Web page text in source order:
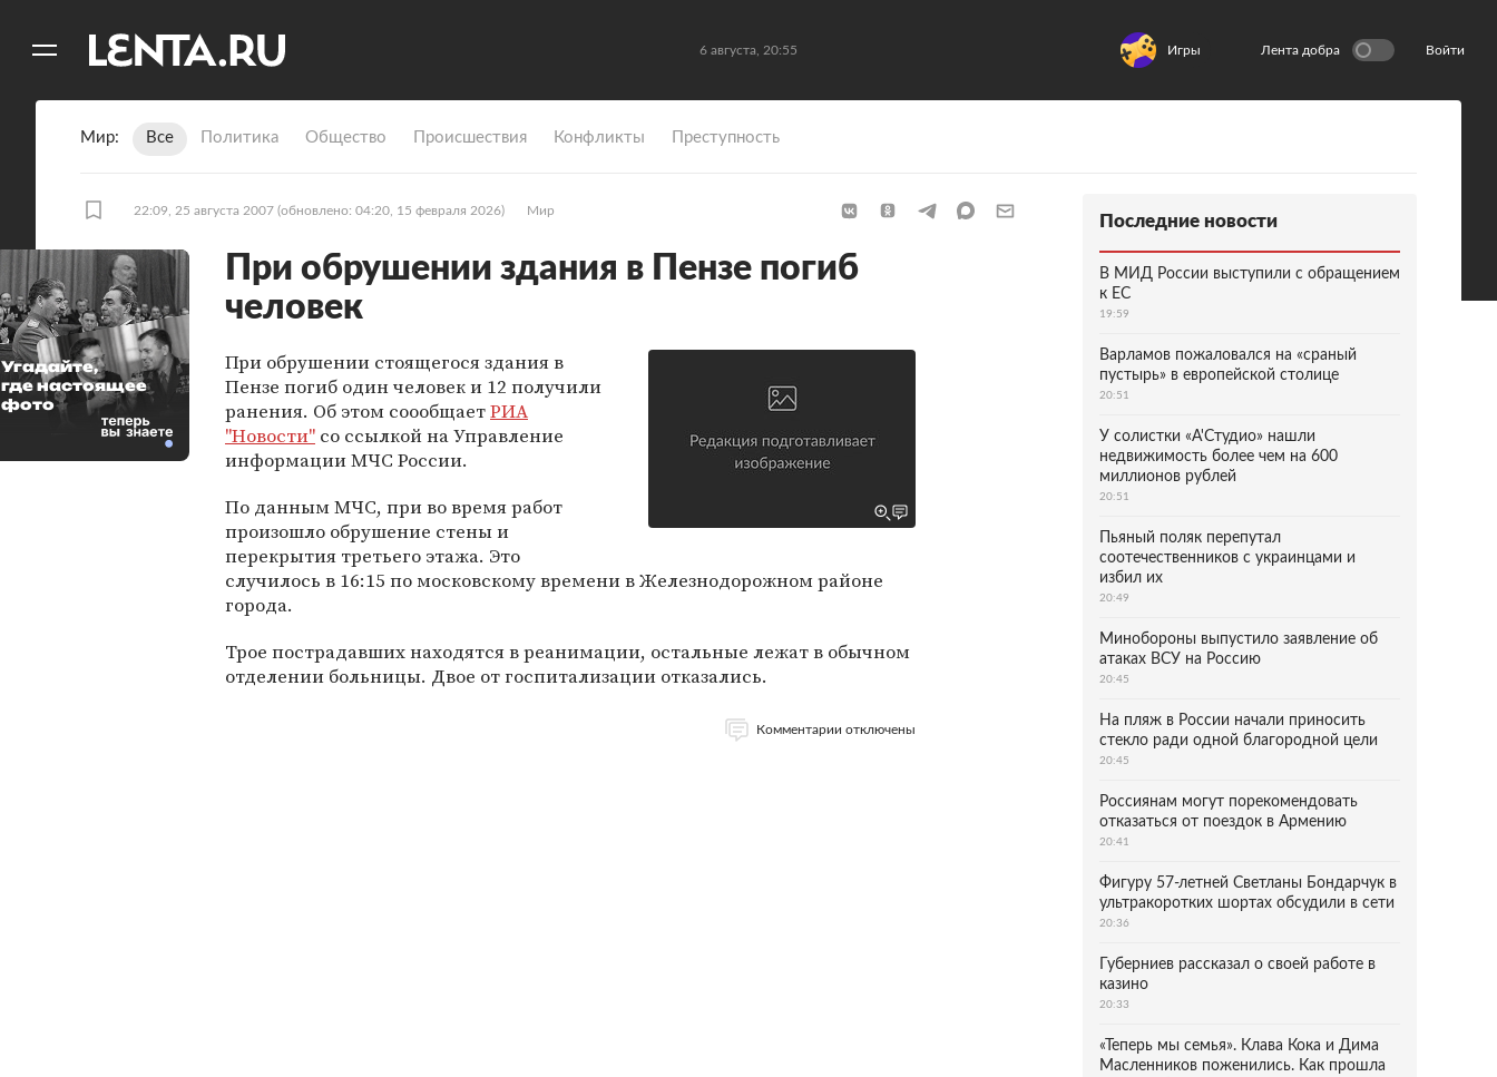
6 августа, 20:55 Игры Лента добра Войти
Мир Все Политика Общество Происшествия Конфликты Преступность
22:09, 25 августа 2007 (обновлено: 04:20, 15 февраля 2026) Мир
При обрушении здания в Пензе погиб
человек
При обрушении стоящегося здания в
Пензе погиб один человек и 12 получили
ранения. Об этом соообщаетРИА
"Новости" со ссылкой на Управление
информации МЧС России.
По данным МЧС, при во время работ
произошло обрушение стены и
перекрытия третьего этажа. Это
случилось в 16:15 по московскому времени в Железнодорожном районе
города.
Трое пострадавших находятся в реанимации, остальные лежат в обычном
отделении больницы. Двое от госпитализации отказались.
Комментарии отключены
Угадайте,
где настоящее
фото
Последние новости
В МИД России выступили с обращением
к ЕС
19:59
Варламов пожаловался на «сраный
пустырь» в европейской столице
20:51
У солистки «А'Студио» нашли
недвижимость более чем на 600
миллионов рублей
20:51
Пьяный поляк перепутал
соотечественников с украинцами и
избил их
20:49
Минобороны выпустило заявление об
атаках ВСУ на Россию
20:45
На пляж в России начали приносить
стекло ради одной благородной цели
20:45
Россиянам могут порекомендовать
отказаться от поездок в Армению
20:41
Фигуру 57-летней Светланы Бондарчук в
ультракоротких шортах обсудили в сети
20:36
Губерниев рассказал о своей работе в
казино
20:33
«Теперь мы семья». Клава Кока и Дима
Масленников поженились. Как прошла